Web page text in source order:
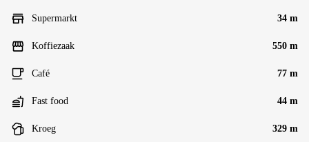
Supermarkt 34 m
Koffiezaak 550 m
Café 77 m
Fast food 44 m
Kroeg 329 m